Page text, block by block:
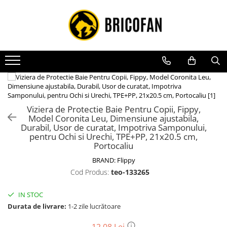
Toate Produsele
Vehicule electrice
Atv
Cu permis
Fără permis
Masini electrice
Motocross
Piese de schimb vehicule electrice
Scutere pe benzina
Tricicluri cargo fara permis
Tricicluri persoane
Viziera de Protectie Baie Pentru Copii, Fippy,
Model Coronita Leu, Dimensiune ajustabila,
Durabil, Usor de curatat, Impotriva Samponului,
pentru Ochi si Urechi, TPE+PP, 21x20.5 cm,
Portocaliu
BRAND: Flippy
Cod Produs: teo-133265
IN STOC
Durata de livrare: 1-2 zile lucrătoare